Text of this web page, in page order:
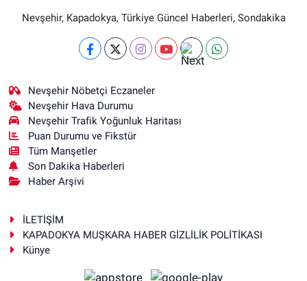
Nevşehir, Kapadokya, Türkiye Güncel Haberleri, Sondakika
Nevşehir Nöbetçi Eczaneler
Nevşehir Hava Durumu
Nevşehir Trafik Yoğunluk Haritası
Puan Durumu ve Fikstür
Tüm Manşetler
Son Dakika Haberleri
Haber Arşivi
İLETİŞİM
KAPADOKYA MUŞKARA HABER GİZLİLİK POLİTİKASI
Künye